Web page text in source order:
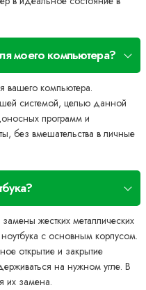
моего компьютера?
вашего компьютера.
системой, целью данной
программ и
без вмешательства в личные
жестких металлических
с основным корпусом.
открытие и закрытие
на нужном угле. В
их замена.